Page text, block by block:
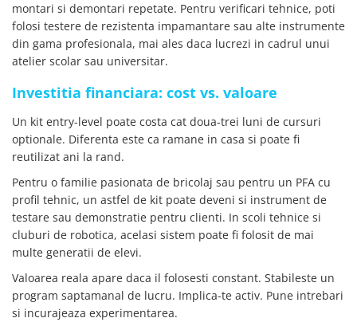
montari si demontari repetate. Pentru verificari tehnice, poti
folosi testere de rezistenta impamantare sau alte instrumente
din gama profesionala, mai ales daca lucrezi in cadrul unui
atelier scolar sau universitar.
Investitia financiara: cost vs. valoare
Un kit entry-level poate costa cat doua-trei luni de cursuri
optionale. Diferenta este ca ramane in casa si poate fi
reutilizat ani la rand.
Pentru o familie pasionata de bricolaj sau pentru un PFA cu
profil tehnic, un astfel de kit poate deveni si instrument de
testare sau demonstratie pentru clienti. In scoli tehnice si
cluburi de robotica, acelasi sistem poate fi folosit de mai
multe generatii de elevi.
Valoarea reala apare daca il folosesti constant. Stabileste un
program saptamanal de lucru. Implica-te activ. Pune intrebari
si incurajeaza experimentarea.